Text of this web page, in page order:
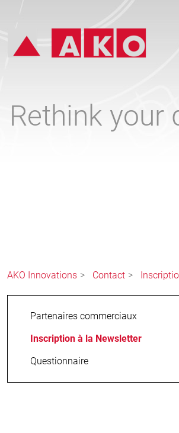
Rethink
AKO Innovations Contact
Partenaires commerciaux
Inscription à la Newsletter
Questionnaire